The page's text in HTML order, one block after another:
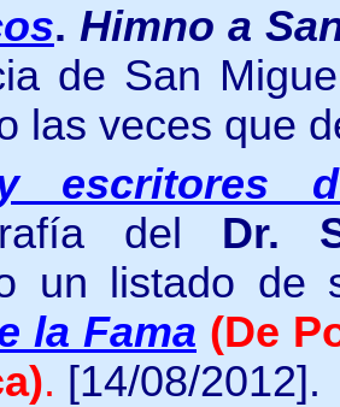
. Himno a
de San
las veces que
escritores
del Dr.
un listado de
la Fama (De
. [14/08/2012].